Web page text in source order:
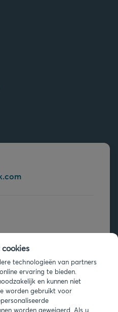
technologieën van partners
ervaring te bieden.
en kunnen niet
worden gebruikt voor
worden geweigerd. Als u